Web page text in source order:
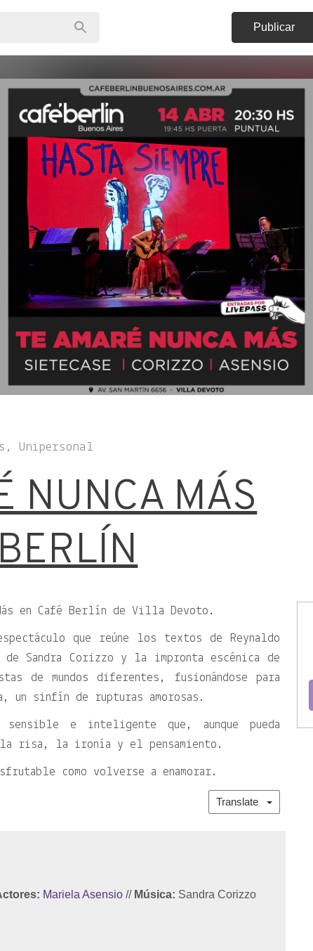
Publicar
Unipersonal
NUNCA MÁS
en Café Berlín de Villa Devoto.
que reúne los textos de Reynaldo
Sandra Corizzo y la impronta escénica de
de mundos diferentes, fusionándose para
un sinfín de rupturas amorosas.
e inteligente que, aunque pueda
risa, la ironía y el pensamiento.
como volverse a enamorar.
Translate
Mariela Asensio // Música: Sandra Corizzo